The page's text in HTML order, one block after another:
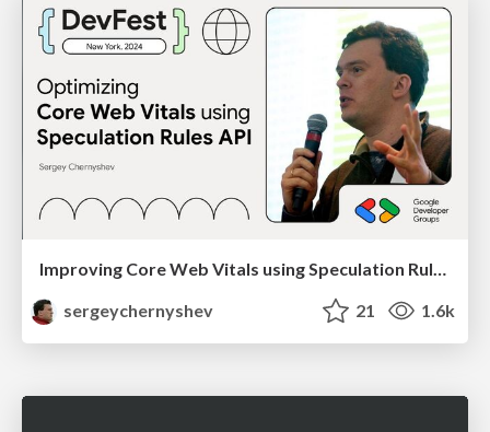
Improving Core Web Vitals using Speculation Rules API
sergeychernyshev
21 1.6k